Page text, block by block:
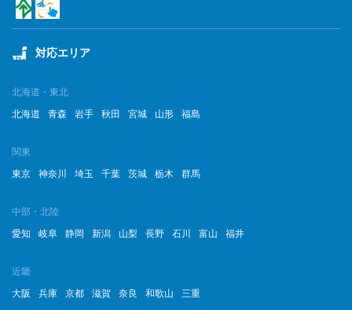
2023年3月
2023年2月
2022年8月
対応エリア
北海道・東北
北海道
青森 岩手 秋田 宮城 山形 福島
関東
東京
神奈川 埼玉 千葉 茨城 栃木 群馬
中部・北陸
愛知
岐阜 静岡 新潟 山梨 長野 石川 富山 福井
近畿
大阪
兵庫 京都 滋賀 奈良 和歌山 三重